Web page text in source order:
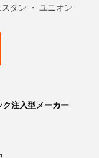
タン ・ ユニオン
ク注入型メーカー